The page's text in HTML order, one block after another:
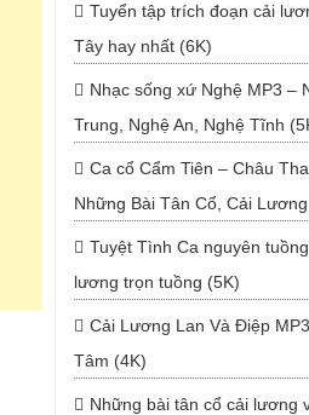
Tuyển tập trích đoạn cải
Tây hay nhất (6K)
Nhạc sống xứ Nghệ MP3 –
Trung, Nghệ An, Nghệ Tĩnh
Ca cổ Cẩm Tiên – Châu
Những Bài Tân Cổ, Cải
Tuyệt Tình Ca nguyên
lương trọn tuồng (5K)
Cải Lương Lan Và Điệp
Tâm (4K)
Những bài tân cổ cải lương